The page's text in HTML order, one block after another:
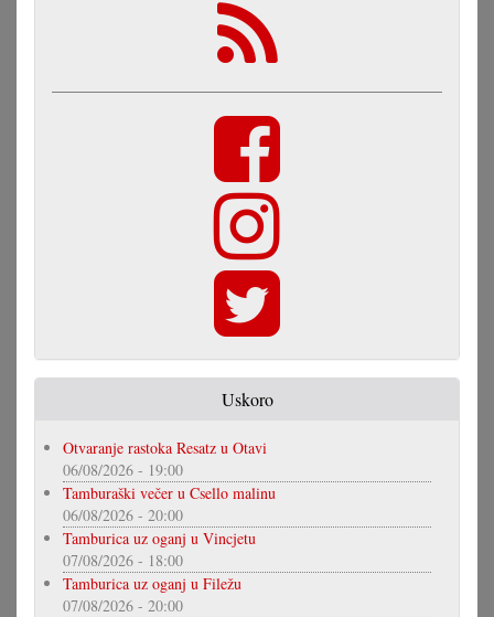
Uskoro
Otvaranje rastoka Resatz u Otavi
06/08/2026 - 19:00
Tamburaški večer u Csello malinu
06/08/2026 - 20:00
Tamburica uz oganj u Vincjetu
07/08/2026 - 18:00
Tamburica uz oganj u Filežu
07/08/2026 - 20:00